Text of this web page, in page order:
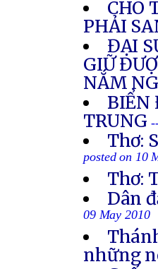
CHO
PHẢI
ĐẠI
GIỮ
NẮM
BIỂN
TRUNG
Thơ:
posted on 10
Thơ:
Dân
09 May 2010
những